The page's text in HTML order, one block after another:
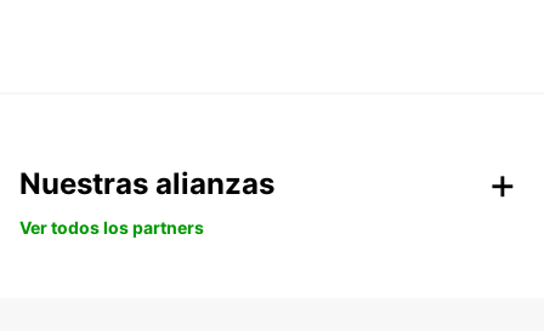
Nuestras alianzas
Ver todos los partners